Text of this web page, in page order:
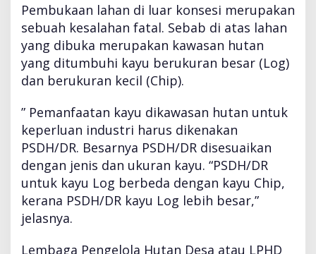
Pembukaan lahan di luar konsesi merupakan
sebuah kesalahan fatal. Sebab di atas lahan
yang dibuka merupakan kawasan hutan
yang ditumbuhi kayu berukuran besar (Log)
dan berukuran kecil (Chip).
” Pemanfaatan kayu dikawasan hutan untuk
keperluan industri harus dikenakan
PSDH/DR. Besarnya PSDH/DR disesuaikan
dengan jenis dan ukuran kayu. “PSDH/DR
untuk kayu Log berbeda dengan kayu Chip,
kerana PSDH/DR kayu Log lebih besar,”
jelasnya.
Lembaga Pengelola Hutan Desa atau LPHD